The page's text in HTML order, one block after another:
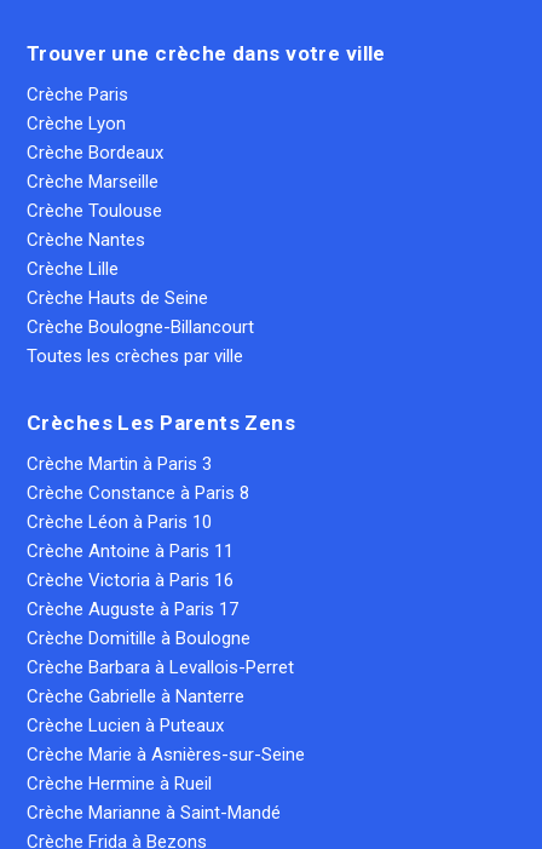
Trouver une crèche dans votre ville
Crèche Paris
Crèche Lyon
Crèche Bordeaux
Crèche Marseille
Crèche Toulouse
Crèche Nantes
Crèche Lille
Crèche Hauts de Seine
Crèche Boulogne-Billancourt
Toutes les crèches par ville
Crèches Les Parents Zens
Crèche Martin à Paris 3
Crèche Constance à Paris 8
Crèche Léon à Paris 10
Crèche Antoine à Paris 11
Crèche Victoria à Paris 16
Crèche Auguste à Paris 17
Crèche Domitille à Boulogne
Crèche Barbara à Levallois-Perret
Crèche Gabrielle à Nanterre
Crèche Lucien à Puteaux
Crèche Marie à Asnières-sur-Seine
Crèche Hermine à Rueil
Crèche Marianne à Saint-Mandé
Crèche Frida à Bezons